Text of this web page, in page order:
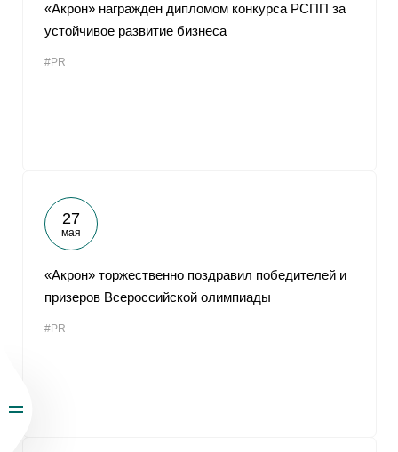
«Акрон» награжден дипломом конкурса РСПП за
устойчивое развитие бизнеса
#PR
27
мая
«Акрон» торжественно поздравил победителей и
призеров Всероссийской олимпиады
#PR